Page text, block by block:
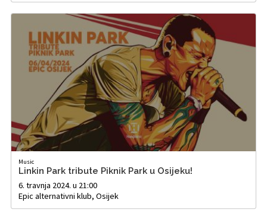
Music
Linkin Park tribute Piknik Park u Osijeku!
6. travnja 2024. u 21:00
Epic alternativni klub, Osijek